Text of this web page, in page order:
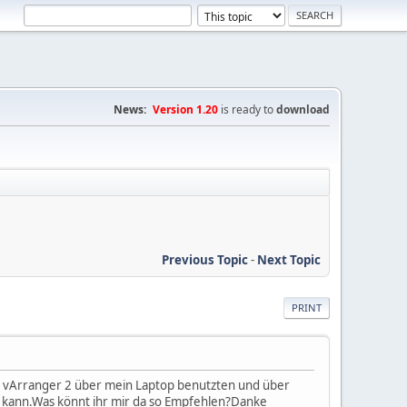
News: Version 1.20 is ready todownload
Previous Topic- Next Topic
PRINT
vArranger 2 über mein Laptop benutzten und über
könnt ihr mir da so Empfehlen?Danke